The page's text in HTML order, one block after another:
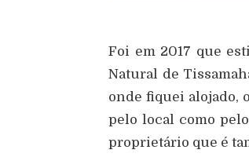
Foi em 2017 que
Natural de
onde fiquei alojado, o
pelo local como
proprietário que é